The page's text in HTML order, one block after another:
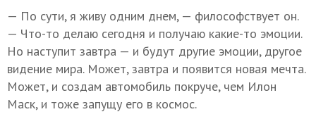
— По сути, я живу одним днем, — философствует он.
— Что-то делаю сегодня и получаю какие-то эмоции.
Но наступит завтра — и будут другие эмоции, другое
видение мира. Может, завтра и появится новая мечта.
Может, и создам автомобиль покруче, чем Илон
Маск, и тоже запущу его в космос.